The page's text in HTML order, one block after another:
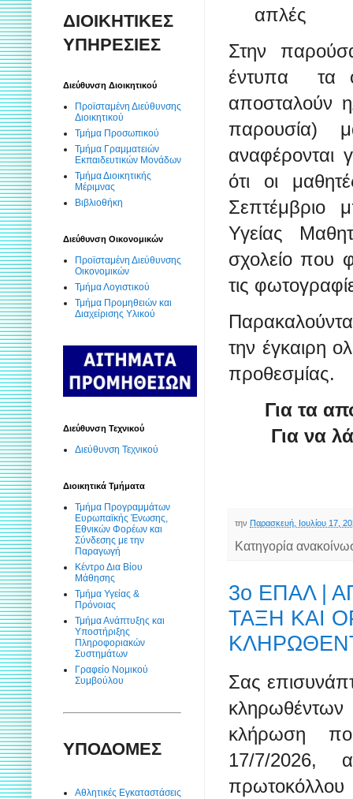
απλές
Στην
έντυπα τα
αποσταλούν
παρουσία)
αναφέρονται
ότι οι
Σεπτέμβριο
Υγείας
σχολείο που
τις
την έγκαιρη
προθεσμίας.
Για τα
Για να
την Παρασκευή, Ιουλίου 17,
Κατηγορία
3ο ΕΠΑΛ |
ΤΑΞΗ ΚΑΙ
Σας
κλήρωση
17/7/2026,
ΔΙΟΙΚΗΤΙΚΕΣ
ΥΠΗΡΕΣΙΕΣ
Διεύθυνση Διοικητικού
Προϊσταμένη Διεύθυνσης
Διοικητικού
Τμήμα Προσωπικού
Τμήμα Γραμματειών
Εκπαιδευτικών Μονάδων
Τμήμα Διοικητικής
Μέριμνας
Βιβλιοθήκη
Διεύθυνση Οικονομικών
Προϊσταμένη Διεύθυνσης
Οικονομικών
Τμήμα Λογιστικού
Τμήμα Προμηθειών και
Διαχείρισης Υλικού
Διεύθυνση Τεχνικού
Διεύθυνση Τεχνικού
Διοικητικά Τμήματα
Τμήμα Προγραμμάτων
Ευρωπαϊκής Ένωσης,
Εθνικών Φορέων και
Σύνδεσης με την
Παραγωγή
Κέντρο Δια Βίου
Μάθησης
Τμήμα Υγείας &
Πρόνοιας
Τμήμα Ανάπτυξης και
Υποστήριξης
Πληροφοριακών
Συστημάτων
Γραφείο Νομικού
Συμβούλου
ΥΠΟΔΟΜΕΣ
Αθλητικές Εγκαταστάσεις